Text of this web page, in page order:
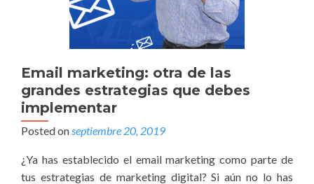
Email marketing: otra de las
grandes estrategias que debes
implementar
Posted onseptiembre 20, 2019
¿Ya has establecido el email marketing como parte de
tus estrategias de marketing digital? Si aún no lo has